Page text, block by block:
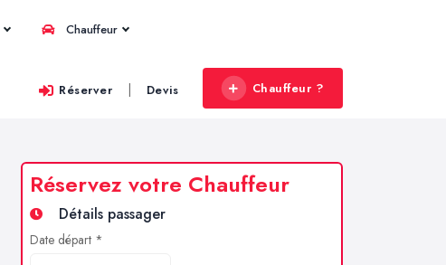
Chauffeur
Réserver | Devis Chauffeur ?
Réservez votre Chauffeur
Détails passager
Date départ *